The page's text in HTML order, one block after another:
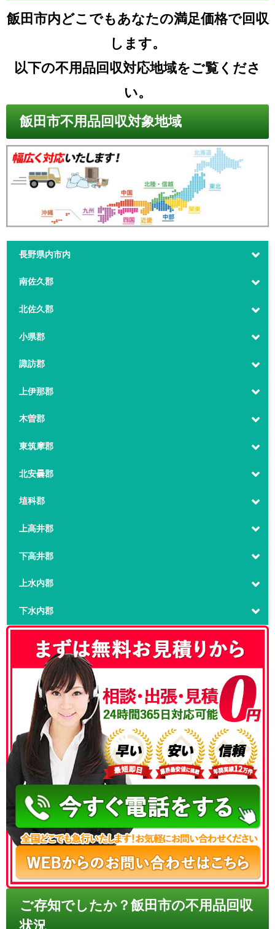
飯田市内どこでもあなたの満足価格で回収
します。
以下の不用品回収対応地域をご覧くださ
い。
飯田市不用品回収対象地域
長野県内市内
南佐久郡
北佐久郡
小県郡
諏訪郡
上伊那郡
木曽郡
東筑摩郡
北安曇郡
埴科郡
上高井郡
下高井郡
上水内郡
下水内郡
050-3186-4780
ご存知でしたか？飯田市の不用品回収
状況